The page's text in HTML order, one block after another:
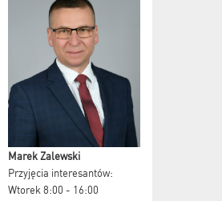
Marek Zalewski
Przyjęcia interesantów:
Wtorek 8:00 - 16:00